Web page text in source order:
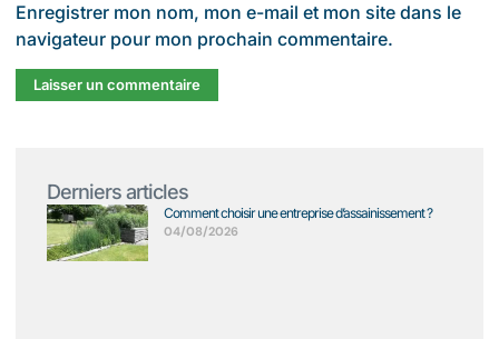
Enregistrer mon nom, mon e-mail et mon site dans le
navigateur pour mon prochain commentaire.
Derniers articles
Comment choisir une entreprise d’assainissement ?
04/08/2026